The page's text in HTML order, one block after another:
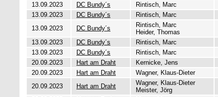
13.09.2023
DC Bundy´s
Rintisch, Marc
13.09.2023
DC Bundy´s
Rintisch, Marc
13.09.2023
DC Bundy´s
Rintisch, Marc
Heider, Thomas
13.09.2023
DC Bundy´s
Rintisch, Marc
13.09.2023
DC Bundy´s
Rintisch, Marc
20.09.2023
Hart am Draht
Kernicke, Jens
20.09.2023
Hart am Draht
Wagner, Klaus-Dieter
20.09.2023
Hart am Draht
Wagner, Klaus-Dieter
Meister, Jörg